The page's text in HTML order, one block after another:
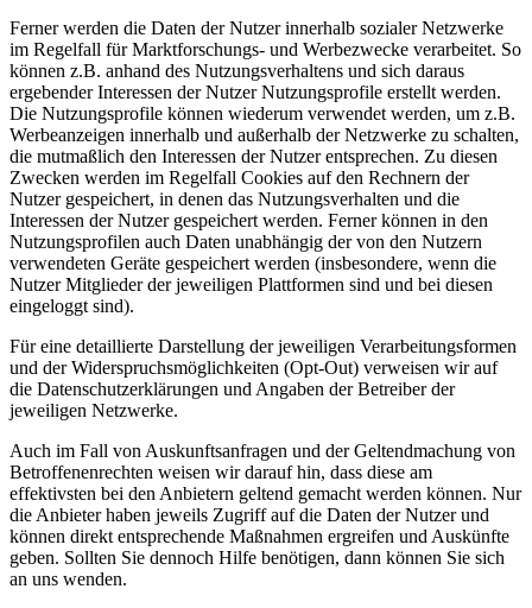
Ferner werden die Daten der Nutzer innerhalb sozialer Netzwerke
im Regelfall für Marktforschungs- und Werbezwecke verarbeitet. So
können z.B. anhand des Nutzungsverhaltens und sich daraus
ergebender Interessen der Nutzer Nutzungsprofile erstellt werden.
Die Nutzungsprofile können wiederum verwendet werden, um z.B.
Werbeanzeigen innerhalb und außerhalb der Netzwerke zu schalten,
die mutmaßlich den Interessen der Nutzer entsprechen. Zu diesen
Zwecken werden im Regelfall Cookies auf den Rechnern der
Nutzer gespeichert, in denen das Nutzungsverhalten und die
Interessen der Nutzer gespeichert werden. Ferner können in den
Nutzungsprofilen auch Daten unabhängig der von den Nutzern
verwendeten Geräte gespeichert werden (insbesondere, wenn die
Nutzer Mitglieder der jeweiligen Plattformen sind und bei diesen
eingeloggt sind).
Für eine detaillierte Darstellung der jeweiligen Verarbeitungsformen
und der Widerspruchsmöglichkeiten (Opt-Out) verweisen wir auf
die Datenschutzerklärungen und Angaben der Betreiber der
jeweiligen Netzwerke.
Auch im Fall von Auskunftsanfragen und der Geltendmachung von
Betroffenenrechten weisen wir darauf hin, dass diese am
effektivsten bei den Anbietern geltend gemacht werden können. Nur
die Anbieter haben jeweils Zugriff auf die Daten der Nutzer und
können direkt entsprechende Maßnahmen ergreifen und Auskünfte
geben. Sollten Sie dennoch Hilfe benötigen, dann können Sie sich
an uns wenden.